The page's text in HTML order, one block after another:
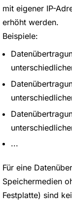
mit eigener IP-
erhöht werden.
Beispiele:
...
Für eine
Speichermedien
Festplatte) sind